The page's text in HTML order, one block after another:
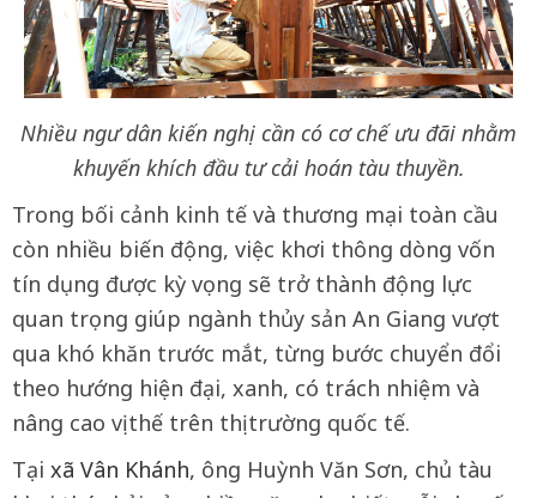
Nhiều ngư dân kiến nghị cần có cơ chế ưu đãi nhằm
khuyến khích đầu tư cải hoán tàu thuyền.
Trong bối cảnh kinh tế và thương mại toàn cầu
còn nhiều biến động, việc khơi thông dòng vốn
tín dụng được kỳ vọng sẽ trở thành động lực
quan trọng giúp ngành thủy sản An Giang vượt
qua khó khăn trước mắt, từng bước chuyển đổi
theo hướng hiện đại, xanh, có trách nhiệm và
nâng cao vị thế trên thị trường quốc tế.
Tại xã Vân Khánh, ông Huỳnh Văn Sơn, chủ tàu